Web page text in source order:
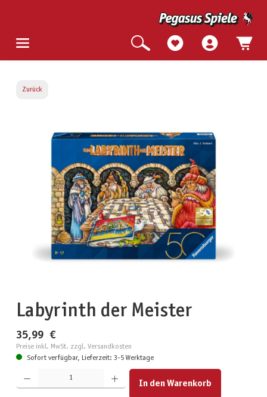
Zurück
Bildergalerie überspringen
Labyrinth der Meister
35,99 €
Preise inkl. MwSt. zzgl. Versandkosten
Sofort verfügbar, Lieferzeit: 3-5 Werktage
Produkt Anzahl: Gib den gewünschten Wert ein oder benutze die Schaltflächen um die Anzahl zu
In den Warenkorb